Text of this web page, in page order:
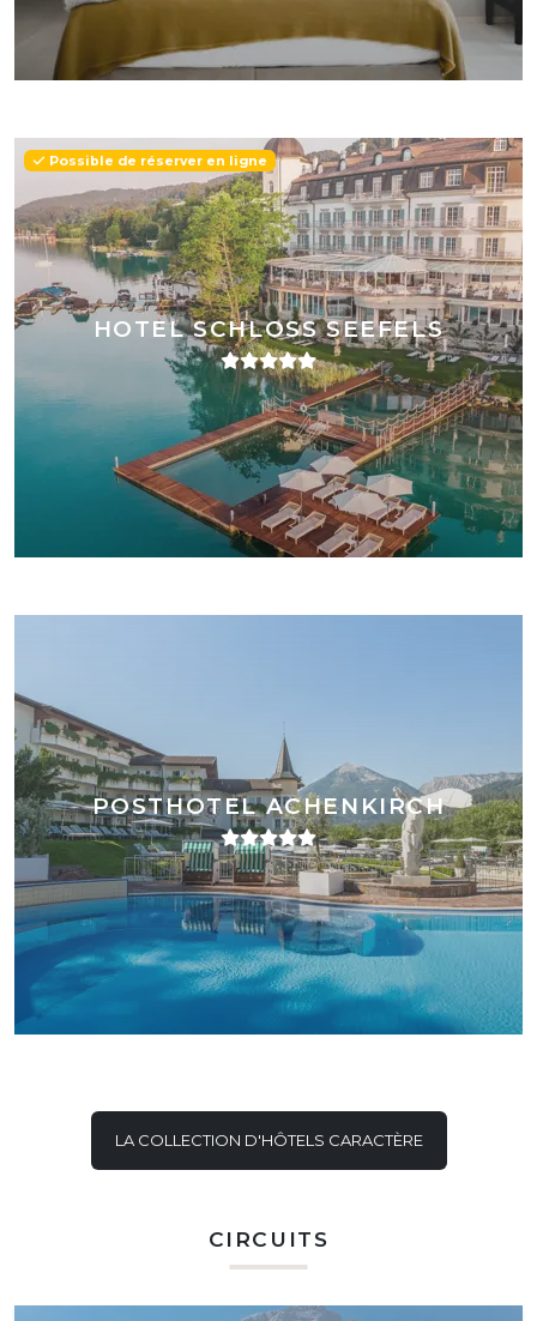
HOTEL SCHLOSS SEEFELS
Possible de réserver en ligne
POSTHOTEL ACHENKIRCH
LA COLLECTION D'HÔTELS CARACTÈRE
CIRCUITS